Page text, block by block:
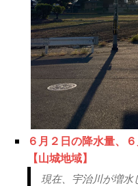
６月２日の降水量、
【山城地域】
現在、宇治川が増水